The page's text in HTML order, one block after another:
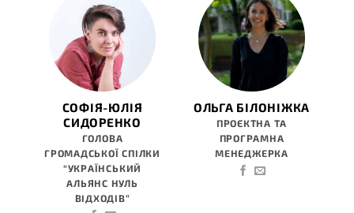
СОФІЯ-ЮЛІЯ
СИДОРЕНКО
ГОЛОВА
ГРОМАДСЬКОЇ СПІЛКИ
“УКРАЇНСЬКИЙ
АЛЬЯНС НУЛЬ
ВІДХОДІВ”
ОЛЬГА БІЛОНІЖКА
ПРОЄКТНА ТА
ПРОГРАМНА
МЕНЕДЖЕРКА